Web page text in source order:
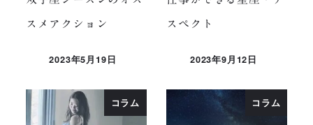
スメアクション
投稿日
2023年5月19日
スペクト
投稿日
2023年9月12日
コラム コラム